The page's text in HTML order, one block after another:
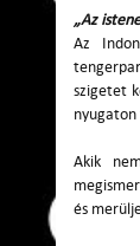
„Az
Az
szigetet
Akik
és